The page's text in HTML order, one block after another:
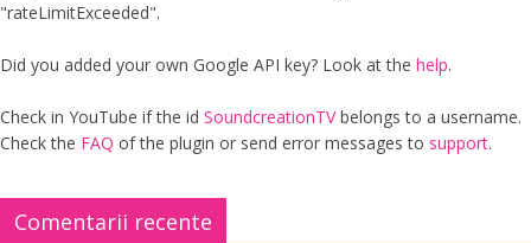
"rateLimitExceeded".
Did you added your own Google API key? Look at the help.
Check in YouTube if the id SoundcreationTVbelongs to a username.
Check the FAQ of the plugin or send error messages to support.
Comentarii recente